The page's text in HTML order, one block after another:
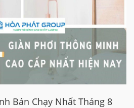
Bán Chạy Nhất Tháng 8